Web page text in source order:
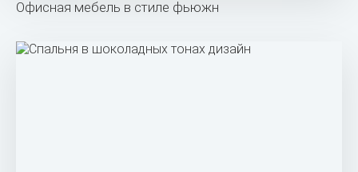
Офисная мебель в стиле фьюжн